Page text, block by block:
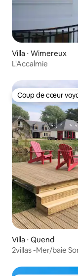
Villa ⋅ Wimereux
L'Accalmie
Coup de cœur
Coup de cœur
Villa ⋅ Quend
2villas -Mer/baie